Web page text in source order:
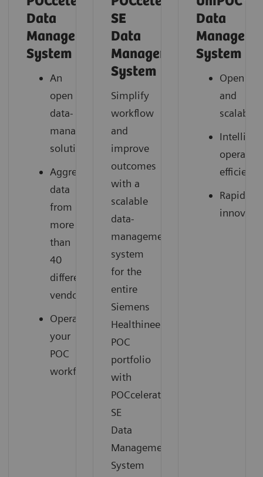
Data
Management
System
An
open
data-
management
solution
Aggregate
data
from
more
than
40
different
vendors
Operationalize
your
POC
workflow
SE
Data
Management
System
Simplify
workflow
and
improve
outcomes
with a
scalable
data-
management
system
for the
entire
Siemens
Healthineers
POC
portfolio
with
POCcelerator
SE
Data
Management
System
Data
System
Open
and
scalable
Rapid